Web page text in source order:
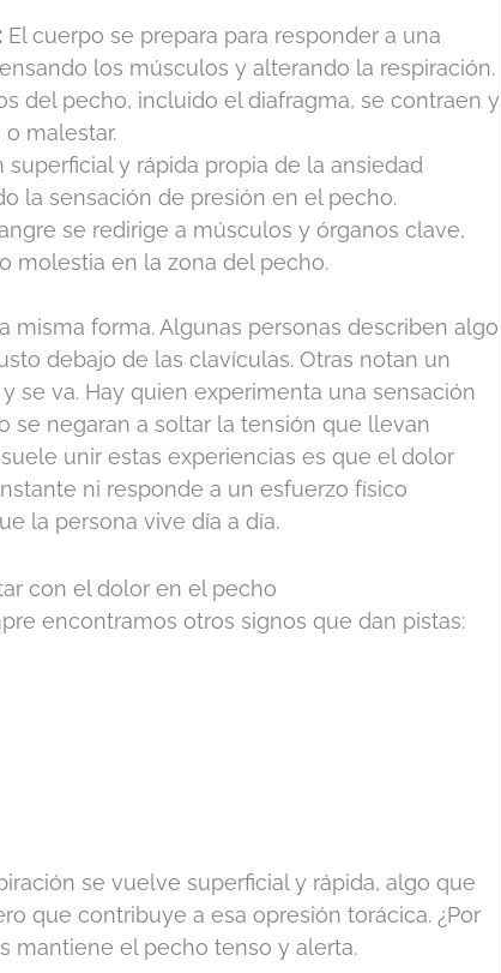
El cuerpo se prepara para responder a una
los músculos y alterando la respiración.
del pecho, incluido el diafragma, se contraen y
malestar.
superficial y rápida propia de la ansiedad
la sensación de presión en el pecho.
se redirige a músculos y órganos clave,
molestia en la zona del pecho.
misma forma. Algunas personas describen algo
debajo de las clavículas. Otras notan un
se va. Hay quien experimenta una sensación
se negaran a soltar la tensión que llevan
unir estas experiencias es que el dolor
ni responde a un esfuerzo físico
la persona vive día a día.
con el dolor en el pecho
encontramos otros signos que dan pistas:
se vuelve superficial y rápida, algo que
que contribuye a esa opresión torácica. ¿Por
mantiene el pecho tenso y alerta.